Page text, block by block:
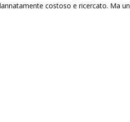
costoso e ricercato. Ma un